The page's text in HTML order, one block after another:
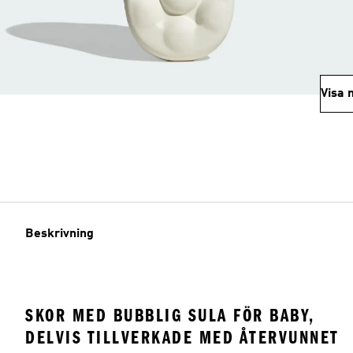
Visa
Beskrivning
SKOR MED BUBBLIG SULA FÖR BABY,
DELVIS TILLVERKADE MED ÅTERVUNNET